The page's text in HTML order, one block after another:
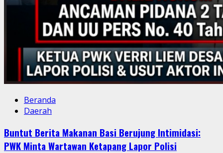
Beranda
Daerah
Buntut Berita Makanan Basi Berujung Intimidasi:
PWK Minta Wartawan Ketapang Lapor Polisi